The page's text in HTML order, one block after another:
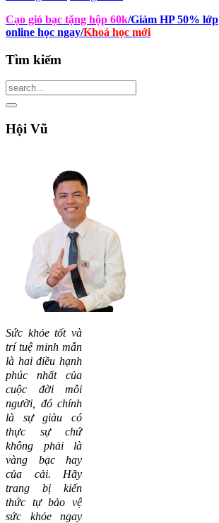
Cạo gió bạc tặng hộp 60k/Giảm HP 50% lớp
online học ngay/Khoá học mới
Tìm kiếm
Hội Vũ
Sức khỏe tốt và
trí tuệ minh mẫn
là hai điều hạnh
phúc nhất của
cuộc đời mỗi
người, đó chính
là sự giàu có
thực sự chứ
không phải là
vàng bạc hay
của cải. Hãy
trang bị kiến
thức tự bảo vệ
sức khỏe ngay